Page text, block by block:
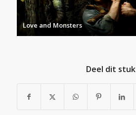
Love and Monsters
Deel dit stuk